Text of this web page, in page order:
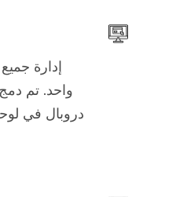
إدارة
واحد. تم دمج
دروبال في